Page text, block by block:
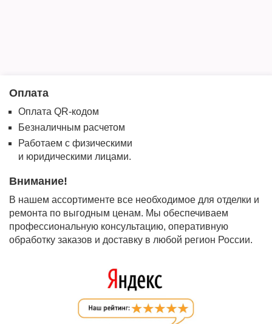
Оплата
Оплата QR-кодом
Безналичным расчетом
Работаем с физическими
и юридическими лицами.
Внимание!
В нашем ассортименте все необходимое для отделки и
ремонта по выгодным ценам. Мы обеспечиваем
профессиональную консультацию, оперативную
обработку заказов и доставку в любой регион России.